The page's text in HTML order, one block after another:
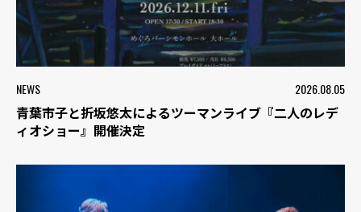
NEWS 2026.08.05
青葉市子と折坂悠太によるツーマンライブ『二人のレデ
ィオショー』開催決定